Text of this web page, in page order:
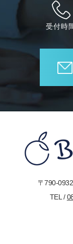
受付時
〒790-
TEL /